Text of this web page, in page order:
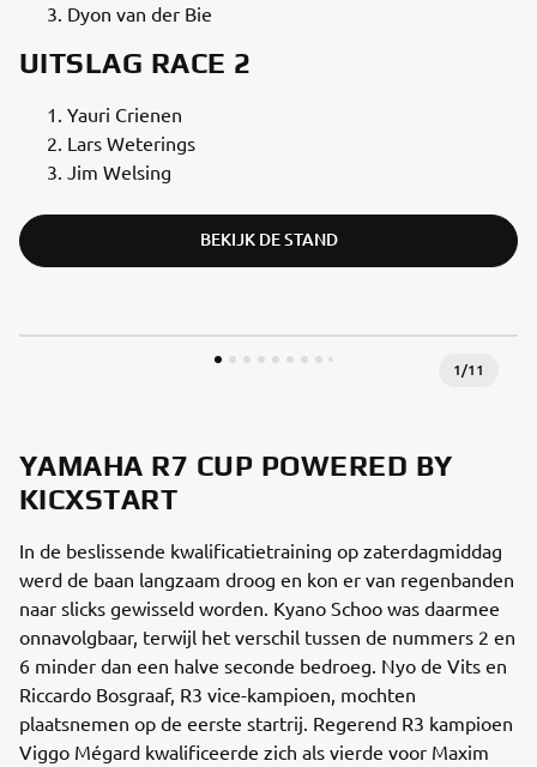
Dyon van der Bie
UITSLAG RACE 2
Yauri Crienen
Lars Weterings
Jim Welsing
BEKIJK DE STAND
1/11
YAMAHA R7 CUP POWERED BY
KICXSTART
In de beslissende kwalificatietraining op zaterdagmiddag
werd de baan langzaam droog en kon er van regenbanden
naar slicks gewisseld worden. Kyano Schoo was daarmee
onnavolgbaar, terwijl het verschil tussen de nummers 2 en
6 minder dan een halve seconde bedroeg. Nyo de Vits en
Riccardo Bosgraaf, R3 vice-kampioen, mochten
plaatsnemen op de eerste startrij. Regerend R3 kampioen
Viggo Mégard kwalificeerde zich als vierde voor Maxim